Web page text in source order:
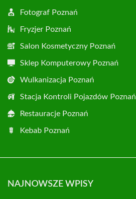
Fotograf Poznań
Fryzjer Poznań
Salon Kosmetyczny Poznań
Sklep Komputerowy Poznań
Wulkanizacja Poznań
Stacja Kontroli Pojazdów Poznań
Restauracje Poznań
Kebab Poznań
NAJNOWSZE WPISY